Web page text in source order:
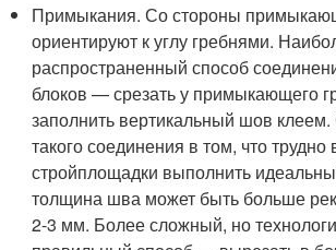
Примыкания. Со стороны
ориентируют к углу гребнями.
распространенный способ
блоков — срезать у примыкающего
заполнить вертикальный шов
такого соединения в том, что трудно
стройплощадки выполнить
толщина шва может быть больше
2-3 мм. Более сложный, но